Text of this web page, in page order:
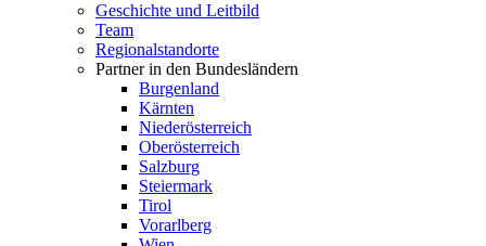
Geschichte und Leitbild
Team
Regionalstandorte
Partner in den Bundesländern
Burgenland
Kärnten
Niederösterreich
Oberösterreich
Salzburg
Steiermark
Tirol
Vorarlberg